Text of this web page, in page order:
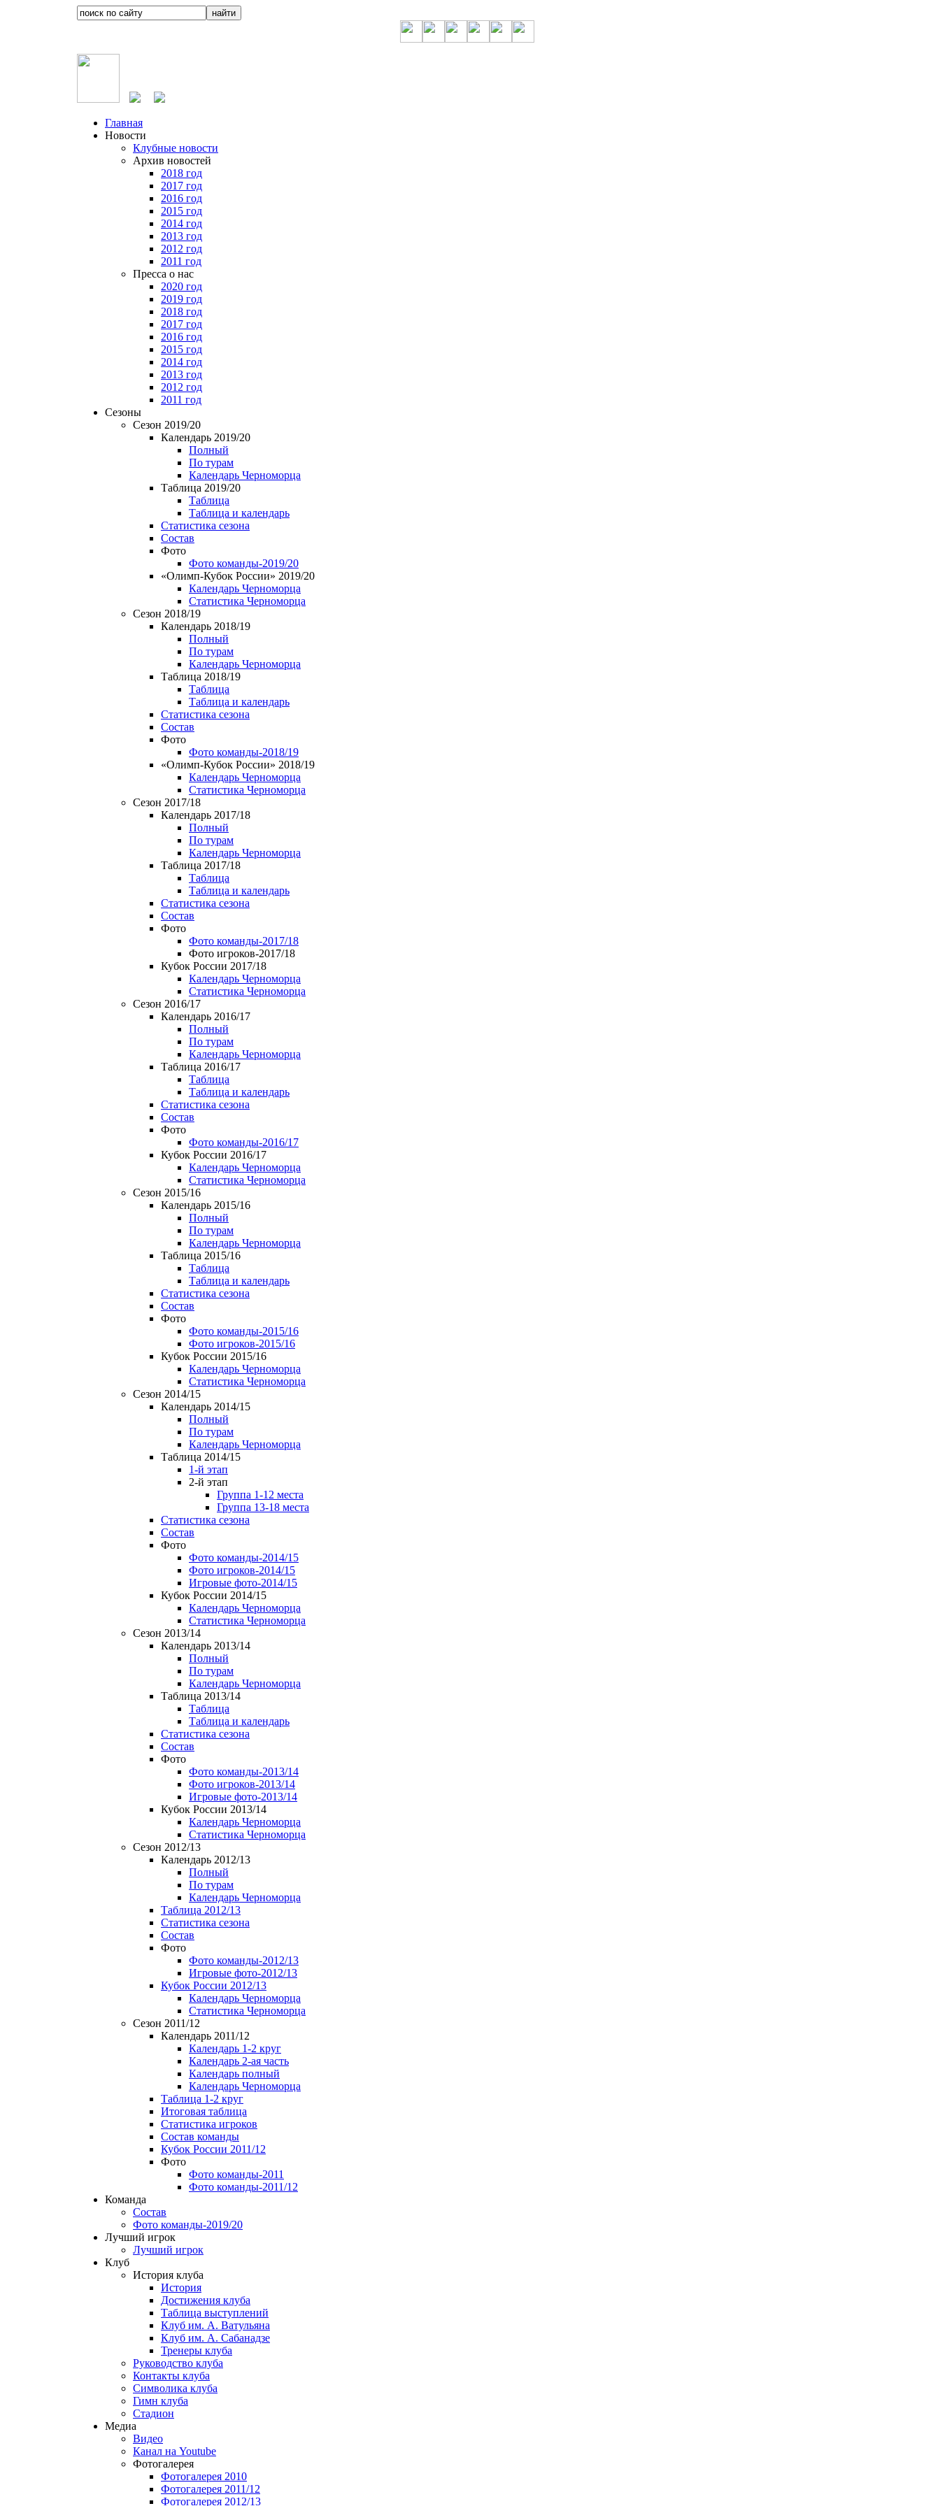
Главная
Новости
Клубные новости
Архив новостей
2018 год
2017 год
2016 год
2015 год
2014 год
2013 год
2012 год
2011 год
Пресса о нас
2020 год
2019 год
2018 год
2017 год
2016 год
2015 год
2014 год
2013 год
2012 год
2011 год
Сезоны
Сезон 2019/20
Календарь 2019/20
Полный
По турам
Календарь Черноморца
Таблица 2019/20
Таблица
Таблица и календарь
Статистика сезона
Состав
Фото
Фото команды-2019/20
«Олимп-Кубок России» 2019/20
Календарь Черноморца
Статистика Черноморца
Сезон 2018/19
Календарь 2018/19
Полный
По турам
Календарь Черноморца
Таблица 2018/19
Таблица
Таблица и календарь
Статистика сезона
Состав
Фото
Фото команды-2018/19
«Олимп-Кубок России» 2018/19
Календарь Черноморца
Статистика Черноморца
Сезон 2017/18
Календарь 2017/18
Полный
По турам
Календарь Черноморца
Таблица 2017/18
Таблица
Таблица и календарь
Статистика сезона
Состав
Фото
Фото команды-2017/18
Фото игроков-2017/18
Кубок России 2017/18
Календарь Черноморца
Статистика Черноморца
Сезон 2016/17
Календарь 2016/17
Полный
По турам
Календарь Черноморца
Таблица 2016/17
Таблица
Таблица и календарь
Статистика сезона
Состав
Фото
Фото команды-2016/17
Кубок России 2016/17
Календарь Черноморца
Статистика Черноморца
Сезон 2015/16
Календарь 2015/16
Полный
По турам
Календарь Черноморца
Таблица 2015/16
Таблица
Таблица и календарь
Статистика сезона
Состав
Фото
Фото команды-2015/16
Фото игроков-2015/16
Кубок России 2015/16
Календарь Черноморца
Статистика Черноморца
Сезон 2014/15
Календарь 2014/15
Полный
По турам
Календарь Черноморца
Таблица 2014/15
1-й этап
2-й этап
Группа 1-12 места
Группа 13-18 места
Статистика сезона
Состав
Фото
Фото команды-2014/15
Фото игроков-2014/15
Игровые фото-2014/15
Кубок России 2014/15
Календарь Черноморца
Статистика Черноморца
Сезон 2013/14
Календарь 2013/14
Полный
По турам
Календарь Черноморца
Таблица 2013/14
Таблица
Таблица и календарь
Статистика сезона
Состав
Фото
Фото команды-2013/14
Фото игроков-2013/14
Игровые фото-2013/14
Кубок России 2013/14
Календарь Черноморца
Статистика Черноморца
Сезон 2012/13
Календарь 2012/13
Полный
По турам
Календарь Черноморца
Таблица 2012/13
Статистика сезона
Состав
Фото
Фото команды-2012/13
Игровые фото-2012/13
Кубок России 2012/13
Календарь Черноморца
Статистика Черноморца
Сезон 2011/12
Календарь 2011/12
Календарь 1-2 круг
Календарь 2-ая часть
Календарь полный
Календарь Черноморца
Таблица 1-2 круг
Итоговая таблица
Статистика игроков
Состав команды
Кубок России 2011/12
Фото
Фото команды-2011
Фото команды-2011/12
Команда
Состав
Фото команды-2019/20
Лучший игрок
Лучший игрок
Клуб
История клуба
История
Достижения клуба
Таблица выступлений
Клуб им. А. Ватульяна
Клуб им. А. Сабанадзе
Тренеры клуба
Руководство клуба
Контакты клуба
Символика клуба
Гимн клуба
Стадион
Медиа
Видео
Канал на Youtube
Фотогалерея
Фотогалерея 2010
Фотогалерея 2011/12
Фотогалерея 2012/13